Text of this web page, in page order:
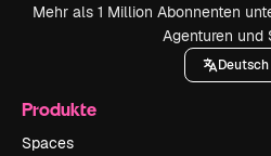
Mehr als 1 Million Abonnenten
Agenturen und
Deutsch
Produkte
Spaces